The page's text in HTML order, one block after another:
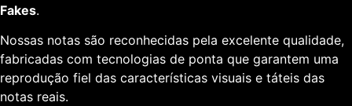
Fakes.
Nossas notas são reconhecidas pela excelente qualidade,
fabricadas com tecnologias de ponta que garantem uma
reprodução fiel das características visuais e táteis das
notas reais.